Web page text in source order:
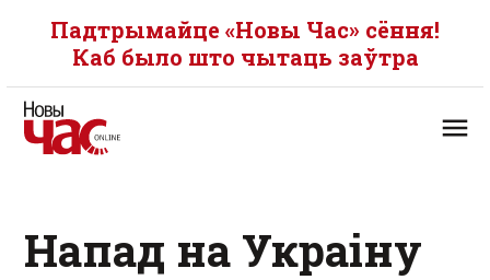
Падтрымайце «Новы Час» сёння!
Каб было што чытаць заўтра
Напад на Украіну